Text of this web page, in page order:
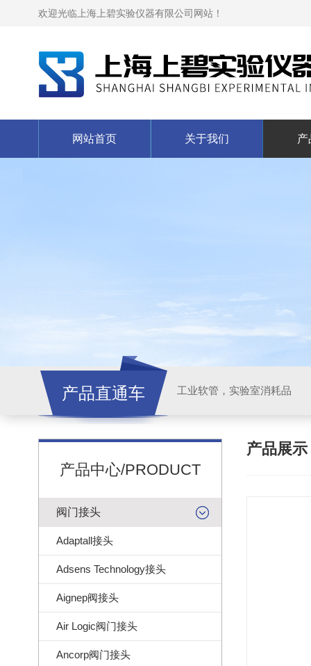
欢迎光临上海上碧实验仪器有限公司网站！
网站首页 关于我们 产
产品直通车 工业软管，实验室消耗品
产品中心/PRODUCT
阀门接头
Adaptall接头
Adsens Technology接头
Aignep阀接头
Air Logic阀门接头
Ancorp阀门接头
产品展示